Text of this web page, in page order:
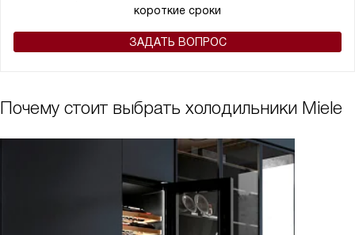
короткие сроки
ЗАДАТЬ ВОПРОС
Почему стоит выбрать холодильники Miele